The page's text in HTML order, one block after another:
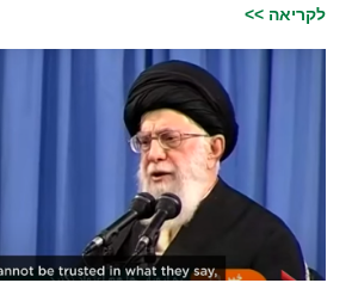
לקריאה >>